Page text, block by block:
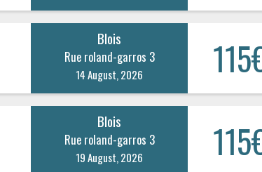
Blois
Rue roland-garros 3
14 August, 2026
Blois
Rue roland-garros 3
19 August, 2026